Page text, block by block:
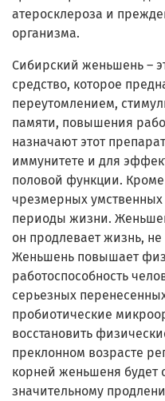
атеросклероза и
организма.
Сибирский женьшень –
средство, которое
переутомлением,
памяти, повышения
назначают этот
иммунитете и для
половой функции.
чрезмерных
периоды жизни.
он продлевает жизнь,
Женьшень повышает
работоспособность
серьезных
пробиотические
восстановить
преклонном возрасте
корней женьшеня будет
значительному